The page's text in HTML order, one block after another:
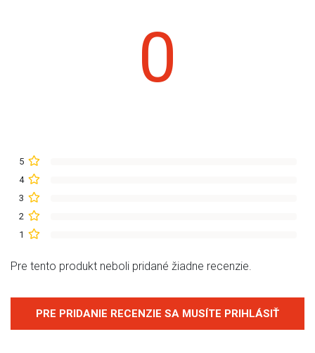
0
5
4
3
2
1
Pre tento produkt neboli pridané žiadne recenzie.
PRE PRIDANIE RECENZIE SA MUSÍTE PRIHLÁSIŤ